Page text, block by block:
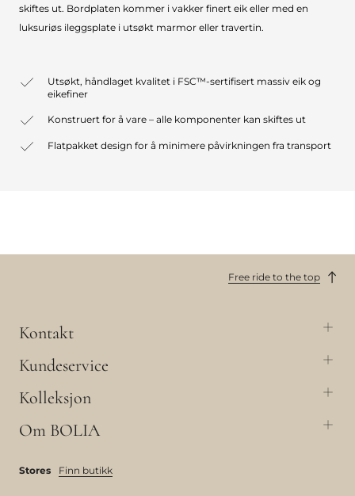
skiftes ut. Bordplaten kommer i vakker finert eik eller med en
luksuriøs ileggsplate i utsøkt marmor eller travertin.
Utsøkt, håndlaget kvalitet i FSC™-sertifisert massiv eik og
eikefiner
Konstruert for å vare – alle komponenter kan skiftes ut
Flatpakket design for å minimere påvirkningen fra transport
Free ride to the top
Kontakt
Kundeservice
Kolleksjon
Om BOLIA
Stores Finn butikk